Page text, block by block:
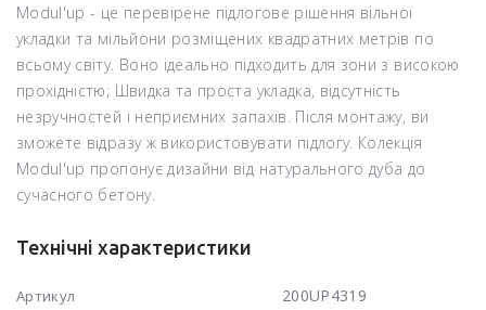
Modul'up - це перевірене підлогове рішення вільної
укладки та мільйони розміщених квадратних метрів по
всьому світу. Воно ідеально підходить для зони з високою
прохідністю; Швидка та проста укладка, відсутність
незручностей і неприємних запахів. Після монтажу, ви
зможете відразу ж використовувати підлогу. Колекція
Modul'up пропонує дизайни від натурального дуба до
сучасного бетону.
Технічні характеристики
Артикул 200UP4319